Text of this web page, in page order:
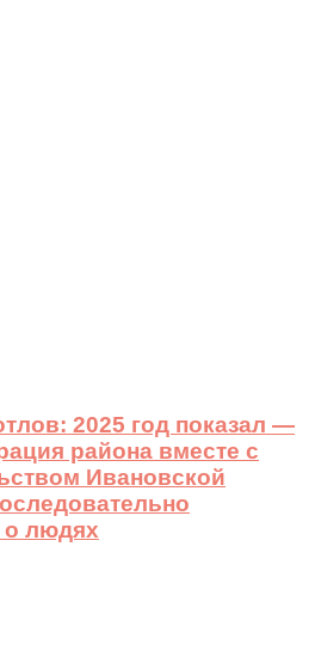
2025 год показал —
района вместе с
Ивановской
о людях